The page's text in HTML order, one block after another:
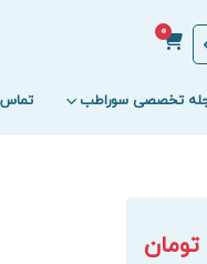
0
تخصصی سوراطب تماس